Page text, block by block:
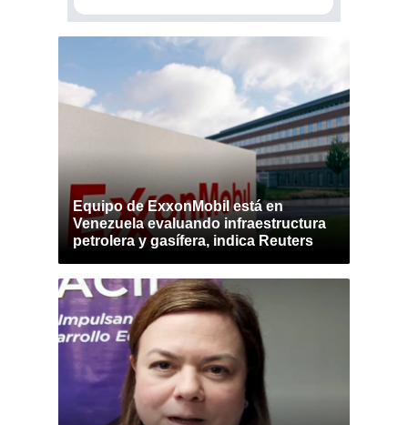
Equipo de ExxonMobil está en
Venezuela evaluando infraestructura
petrolera y gasífera, indica Reuters